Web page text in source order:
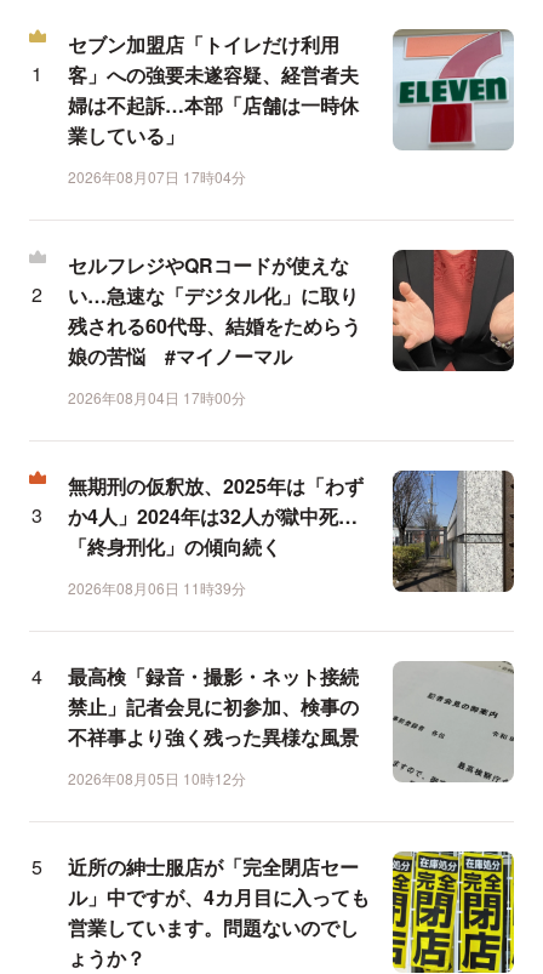
セブン加盟店「トイレだけ利用
客」への強要未遂容疑、経営者夫
婦は不起訴…本部「店舗は一時休
業している」
2026年08月07日 17時04分
セルフレジやQRコードが使えな
い…急速な「デジタル化」に取り
残される60代母、結婚をためらう
娘の苦悩 #マイノーマル
2026年08月04日 17時00分
無期刑の仮釈放、2025年は「わず
か4人」2024年は32人が獄中死…
「終身刑化」の傾向続く
2026年08月06日 11時39分
最高検「録音・撮影・ネット接続
禁止」記者会見に初参加、検事の
不祥事より強く残った異様な風景
2026年08月05日 10時12分
近所の紳士服店が「完全閉店セー
ル」中ですが、4カ月目に入っても
営業しています。問題ないのでし
ょうか？